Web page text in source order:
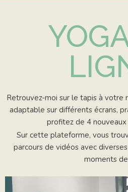
Retrouvez-moi sur le tapis à votre
adaptable sur différents écrans,
profitez de 4 nouveaux
Sur cette plateforme, vous
parcours de vidéos avec
moments